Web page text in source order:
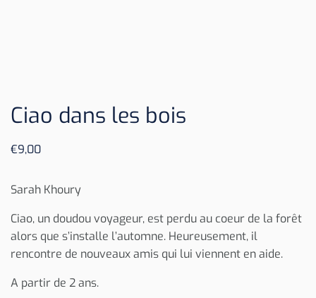
Ciao dans les bois
€9,00
Sarah Khoury
Ciao, un doudou voyageur, est perdu au coeur de la forêt
alors que s’installe l’automne. Heureusement, il
rencontre de nouveaux amis qui lui viennent en aide.
A partir de 2 ans.